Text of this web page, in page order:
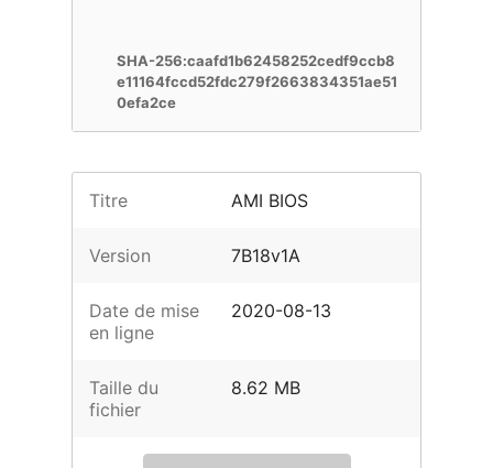
SHA-256:caafd1b62458252cedf9ccb8
e11164fccd52fdc279f2663834351ae51
0efa2ce
Titre AMI BIOS
Version 7B18v1A
Date de mise
en ligne
2020-08-13
Taille du
fichier
8.62 MB